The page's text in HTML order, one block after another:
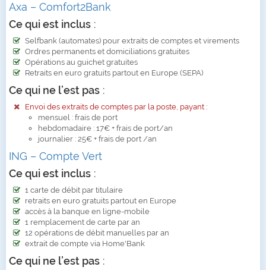
Axa – Comfort2Bank
Ce qui est inclus :
Selfbank (automates) pour extraits de comptes et virements
Ordres permanents et domiciliations gratuites
Opérations au guichet gratuites
Retraits en euro gratuits partout en Europe (SEPA)
Ce qui ne l’est pas :
Envoi des extraits de comptes par la poste, payant :
mensuel : frais de port
hebdomadaire : 17€ + frais de port/an
journalier : 25€ + frais de port /an
ING – Compte Vert
Ce qui est inclus :
1 carte de débit par titulaire
retraits en euro gratuits partout en Europe
accès à la banque en ligne-mobile
1 remplacement de carte par an
12 opérations de débit manuelles par an
extrait de compte via Home'Bank
Ce qui ne l’est pas :